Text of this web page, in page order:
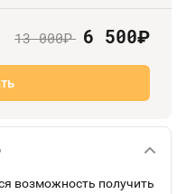
13 000руб. 6 500руб.
возможность получить